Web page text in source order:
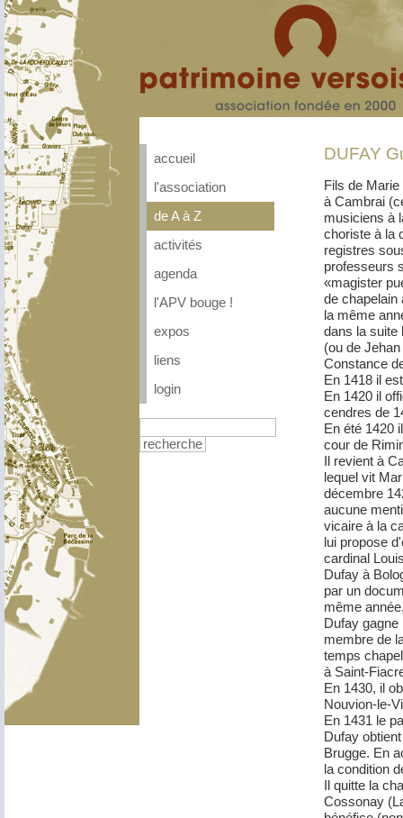
accueil
l'association
de A à Z
activités
agenda
l'APV bouge !
expos
liens
login
recherche
DUFAY
Fils de
à Cambrai
musiciens à
choriste à la
registres
professeurs
«magister
de chapelain
la même
dans la suite
(ou de
Constance
En 1418 il
En 1420 il
cendres de
En été 1420
cour de
Il revient à
lequel vit
décembre
aucune
vicaire à la
lui propose
cardinal
Dufay à
par un
même
Dufay
membre de
temps
à Saint-
En 1430, il
Nouvion-le-
En 1431 le
Dufay
Brugge. En
la condition
Il quitte la
Cossonay